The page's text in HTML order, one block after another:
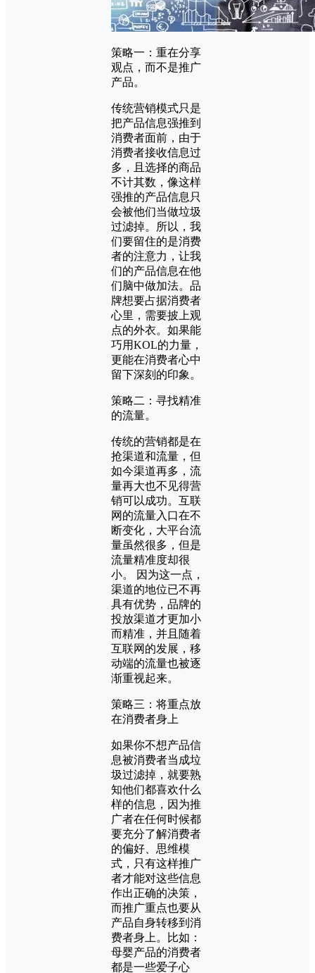
策略一：重在分享
观点，而不是推广
产品。
传统营销模式只是
把产品信息强推到
消费者面前，由于
消费者接收信息过
多，且选择的商品
不计其数，像这样
强推的产品信息只
会被他们当做垃圾
过滤掉。所以，我
们要留住的是消费
者的注意力，让我
们的产品信息在他
们脑中做加法。品
牌想要占据消费者
心里，需要披上观
点的外衣。如果能
巧用KOL的力量，
更能在消费者心中
留下深刻的印象。
策略二：寻找精准
的流量。
传统的营销都是在
抢渠道和流量，但
如今渠道再多，流
量再大也不见得营
销可以成功。互联
网的流量入口在不
断变化，大平台流
量虽然很多，但是
流量精准度却很
小。 因为这一点，
渠道的地位已不再
具有优势，品牌的
投放渠道才更加小
而精准，并且随着
互联网的发展，移
动端的流量也被逐
渐重视起来。
策略三：将重点放
在消费者身上
如果你不想产品信
息被消费者当成垃
圾过滤掉，就要熟
知他们都喜欢什么
样的信息，因为推
广者在任何时候都
要充分了解消费者
的偏好、思维模
式，只有这样推广
者才能对这些信息
作出正确的决策，
而推广重点也要从
产品自身转移到消
费者身上。比如：
母婴产品的消费者
都是一些爱子心